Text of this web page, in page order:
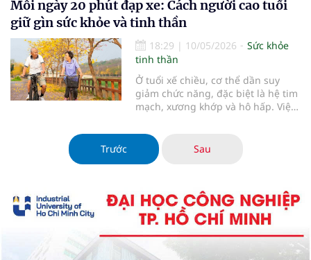
giải chạy còn góp phần lan tỏa tinh
thần rèn luyện sức khỏe, duy trì lối
sống năng động và t
Mỗi ngày 20 phút đạp xe: Cách người cao tuổi
giữ gìn sức khỏe và tinh thần
18:29 | 10/05/2026
Sức khỏe
tinh thần
Ở tuổi xế chiều, cơ thể dần suy
giảm chức năng, đặc biệt là hệ tim
mạch, xương khớp và hô hấp. Việc
trò quan trọng trong việc làm
chậm quá trình lão hóa.
Trước Sau